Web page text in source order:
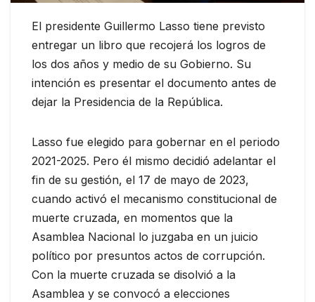
El presidente Guillermo Lasso tiene previsto
entregar un libro que recojerá los logros de
los dos años y medio de su Gobierno. Su
intención es presentar el documento antes de
dejar la Presidencia de la República.
Lasso fue elegido para gobernar en el periodo
2021-2025. Pero él mismo decidió adelantar el
fin de su gestión, el 17 de mayo de 2023,
cuando activó el mecanismo constitucional de
muerte cruzada, en momentos que la
Asamblea Nacional lo juzgaba en un juicio
político por presuntos actos de corrupción.
Con la muerte cruzada se disolvió a la
Asamblea y se convocó a elecciones